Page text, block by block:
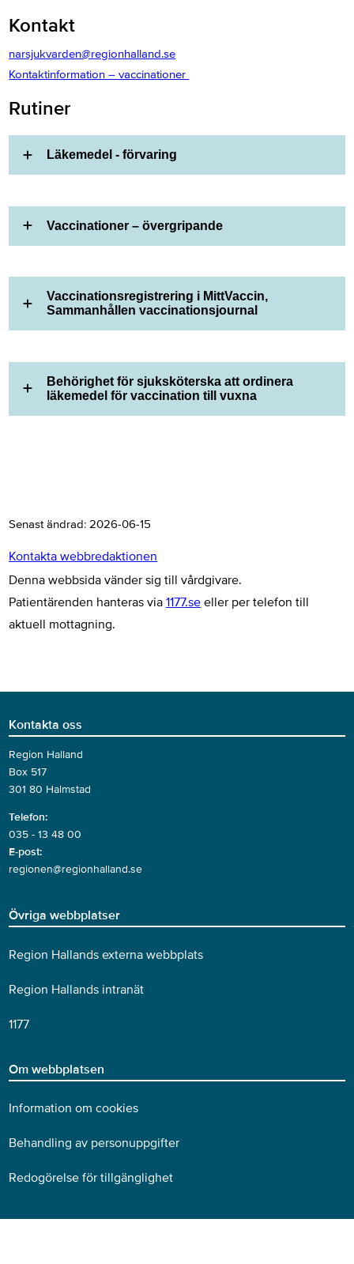
Kontakt
narsjukvarden@regionhalland.se
Kontaktinformation – vaccinationer
Rutiner
Läkemedel - förvaring
Vaccinationer – övergripande
Vaccinationsregistrering i MittVaccin,
Sammanhållen vaccinationsjournal
Behörighet för sjuksköterska att ordinera
läkemedel för vaccination till vuxna
Senast ändrad:2026-06-15
Kontakta webbredaktionen
Denna webbsida vänder sig till vårdgivare.
Patientärenden hanteras via1177.se eller per telefon till
aktuell mottagning.
Kontakta oss
Region Halland
Box 517
301 80 Halmstad
Telefon:
035 - 13 48 00
E-post:
regionen@regionhalland.se
Övriga webbplatser
Region Hallands externa webbplats
Region Hallands intranät
1177
Om webbplatsen
Information om cookies
Behandling av personuppgifter
Redogörelse för tillgänglighet